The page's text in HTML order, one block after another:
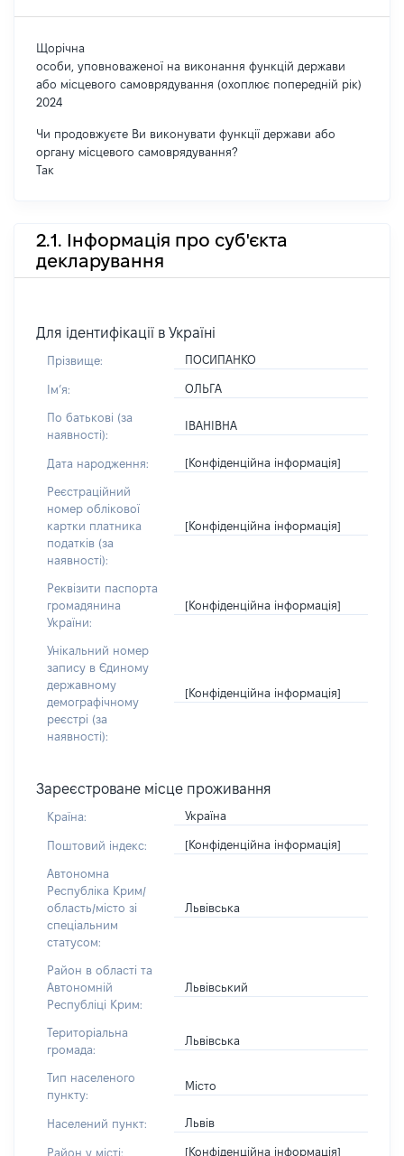
Щорічна
особи, уповноваженої на виконання функцій держави
або місцевого самоврядування (охоплює попередній рік)
2024
Чи продовжуєте Ви виконувати функції держави або
органу місцевого самоврядування?
Так
2.1. Інформація про суб'єкта
декларування
Для ідентифікації в Україні
Прізвище: ПОСИПАНКО
Імʼя: ОЛЬГА
По батькові (за
наявності):
ІВАНІВНА
Дата народження: [Конфіденційна інформація]
Реєстраційний
номер облікової
картки платника
податків (за
наявності):
[Конфіденційна інформація]
Реквізити паспорта
громадянина
України:
[Конфіденційна інформація]
Унікальний номер
запису в Єдиному
державному
демографічному
реєстрі (за
наявності):
[Конфіденційна інформація]
Зареєстроване місце проживання
Країна: Україна
Поштовий індекс: [Конфіденційна інформація]
Автономна
Республіка Крим/
область/місто зі
спеціальним
статусом:
Львівська
Район в області та
Автономній
Республіці Крим:
Львівський
Територіальна
громада:
Львівська
Тип населеного
пункту:
Місто
Населений пункт: Львів
Район у місті: [Конфіденційна інформація]